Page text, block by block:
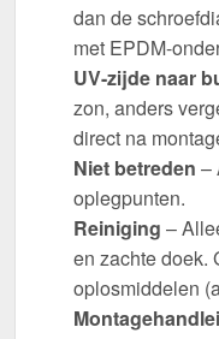
dan de
met EPDM-
UV-zijde naar
zon, anders
direct na
Niet betreden –
oplegpunten.
Reiniging –
en zachte doek.
oplosmiddelen